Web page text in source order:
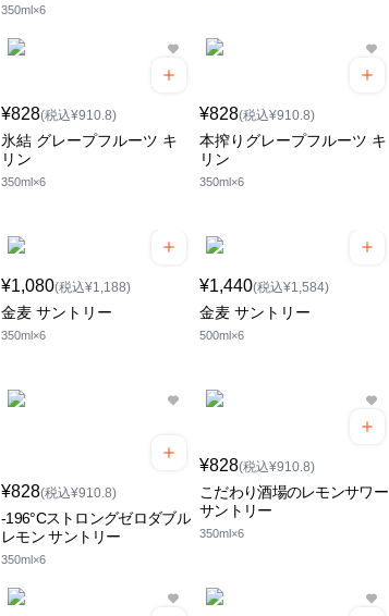
350ml×6
¥828(税込¥910.8)
氷結 グレープフルーツ キ
リン
350ml×6
¥828(税込¥910.8)
本搾りグレープフルーツ キ
リン
350ml×6
¥1,080(税込¥1,188)
金麦 サントリー
350ml×6
¥1,440(税込¥1,584)
金麦 サントリー
500ml×6
¥828(税込¥910.8)
-196°Cストロングゼロダブル
レモン サントリー
350ml×6
¥828(税込¥910.8)
こだわり酒場のレモンサワー
サントリー
350ml×6